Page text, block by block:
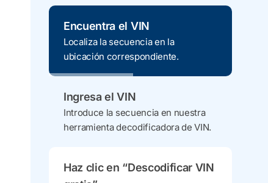
Encuentra el VIN
Localiza la secuencia en la
ubicación correspondiente.
Ingresa el VIN
Introduce la secuencia en nuestra
herramienta decodificadora de VIN.
Haz clic en “Descodificar VIN